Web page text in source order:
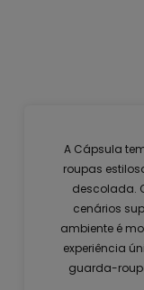
A Cápsula
roupas
descolada.
cenários
ambiente é
experiência
guarda-